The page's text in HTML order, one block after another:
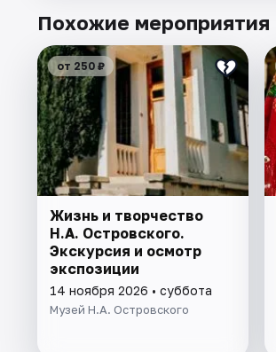
Похожие мероприятия
от 250 ₽
Жизнь и творчество
Н.А. Островского.
Экскурсия и осмотр
экспозиции
14 ноября 2026 • суббота
Музей Н.А. Островского